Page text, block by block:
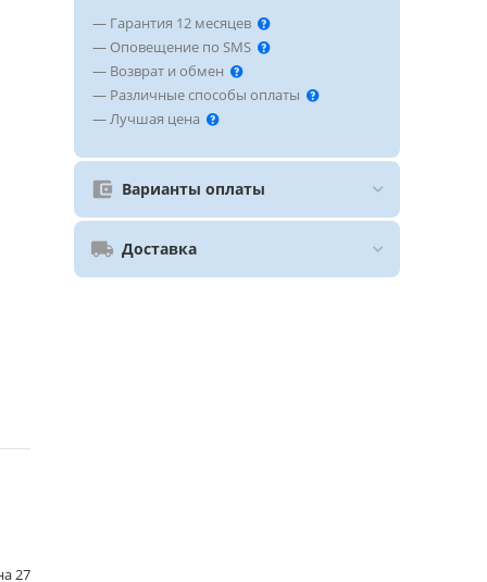
— Гарантия 12 месяцев
— Оповещение по SMS
— Возврат и обмен
— Различные способы оплаты
— Лучшая цена
Варианты оплаты
Доставка
27